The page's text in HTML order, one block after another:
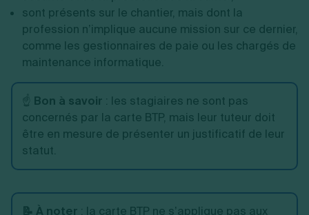
sont présents sur le chantier, mais dont la
profession n’implique aucune mission sur ce dernier,
comme les gestionnaires de paie ou les chargés de
maintenance informatique.
☝️ Bon à savoir : les stagiaires ne sont pas
concernés par la carte BTP, mais leur tuteur doit
être en mesure de présenter un justificatif de leur
statut.
📝 À noter : la carte BTP ne s’applique pas aux